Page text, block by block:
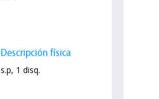
Descripción física
s.p, 1 disq.